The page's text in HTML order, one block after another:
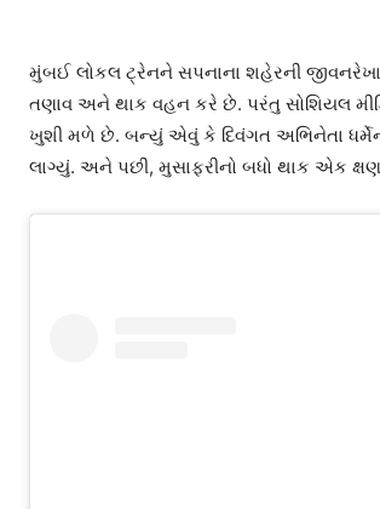
મુંબઈ લોકલ ટ્રેનને સપનાના શહેરની જીવનરેખા
તણાવ અને થાક વહન કરે છે. પરંતુ સોશિયલ
ખુશી મળે છે. બન્યું એવું કે દિવંગત અભિનેતા
લાગ્યું. અને પછી, મુસાફરીનો બધો થાક એક